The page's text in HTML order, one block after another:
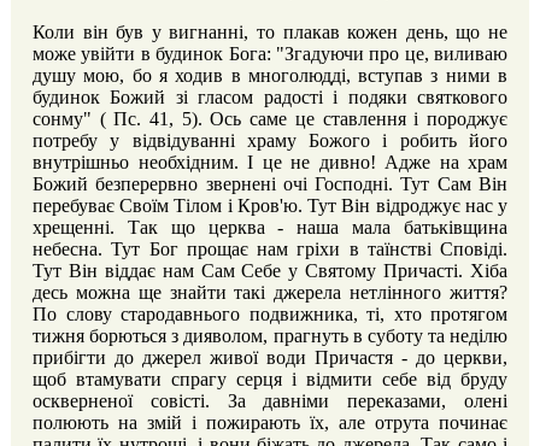
Коли він був у вигнанні, то плакав кожен день, що не
може увійти в будинок Бога: "Згадуючи про це, виливаю
душу мою, бо я ходив в многолюдді, вступав з ними в
будинок Божий зі гласом радості і подяки святкового
сонму" ( Пс. 41, 5). Ось саме це ставлення і породжує
потребу у відвідуванні храму Божого і робить його
внутрішньо необхідним. І це не дивно! Адже на храм
Божий безперервно звернені очі Господні. Тут Сам Він
перебуває Своїм Тілом і Кров'ю. Тут Він відроджує нас у
хрещенні. Так що церква - наша мала батьківщина
небесна. Тут Бог прощає нам гріхи в таїнстві Сповіді.
Тут Він віддає нам Сам Себе у Святому Причасті. Хіба
десь можна ще знайти такі джерела нетлінного життя?
По слову стародавнього подвижника, ті, хто протягом
тижня борються з дияволом, прагнуть в суботу та неділю
прибігти до джерел живої води Причастя - до церкви,
щоб втамувати спрагу серця і відмити себе від бруду
оскверненої совісті. За давніми переказами, олені
полюють на змій і пожирають їх, але отрута починає